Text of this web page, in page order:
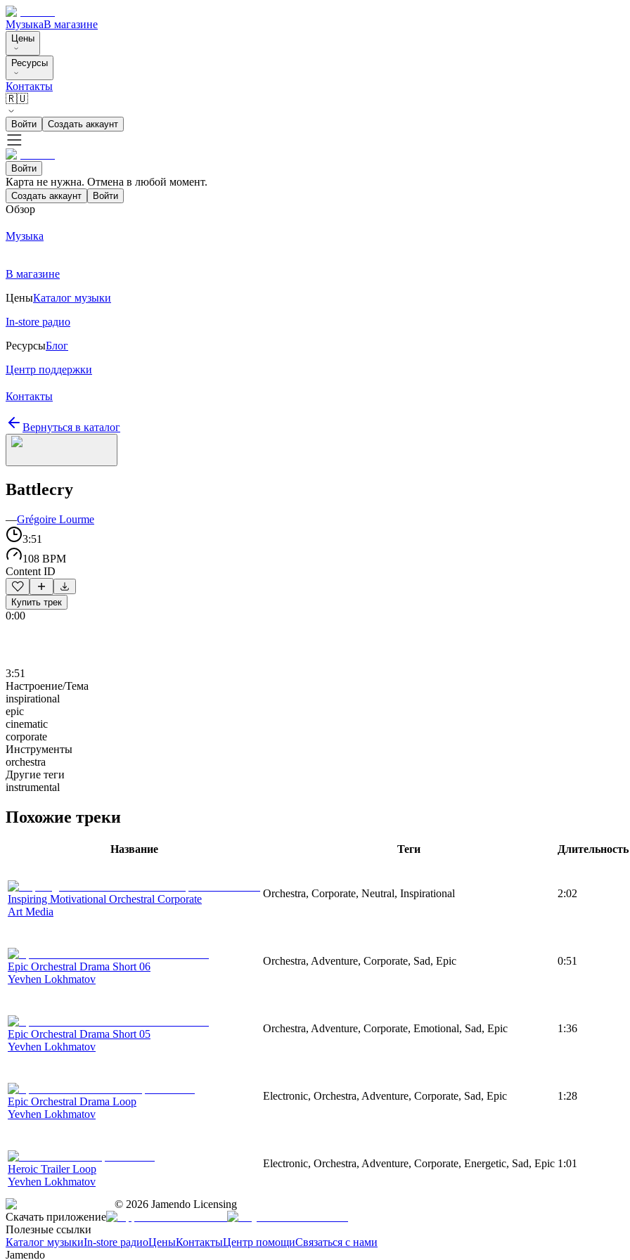
МузыкаВ магазине
Цены
Ресурсы
Контакты
🇷🇺
Войти Создать аккаунт
Войти
Карта не нужна. Отмена в любой момент.
Создать аккаунт Войти
Обзор
Музыка
В магазине
ЦеныКаталог музыки
In-store радио
РесурсыБлог
Центр поддержки
Контакты
Вернуться в каталог
Battlecry
—Grégoire Lourme
3:51
108 BPM
Content ID
Купить трек
0:00
3:51
Настроение/Тема
inspirational
epic
cinematic
corporate
Инструменты
orchestra
Другие теги
instrumental
Похожие треки
Название Теги Длительность
Inspiring Motivational Orchestral Corporate
Art Media
Orchestra, Corporate, Neutral, Inspirational 2:02
Epic Orchestral Drama Short 06
Yevhen Lokhmatov
Orchestra, Adventure, Corporate, Sad, Epic 0:51
Epic Orchestral Drama Short 05
Yevhen Lokhmatov
Orchestra, Adventure, Corporate, Emotional, Sad, Epic 1:36
Epic Orchestral Drama Loop
Yevhen Lokhmatov
Electronic, Orchestra, Adventure, Corporate, Sad, Epic 1:28
Heroic Trailer Loop
Yevhen Lokhmatov
Electronic, Orchestra, Adventure, Corporate, Energetic, Sad, Epic 1:01
© 2026 Jamendo Licensing
Скачать приложение
Полезные ссылки
Каталог музыкиIn-store радиоЦеныКонтактыЦентр помощиСвязаться с нами
Jamendo